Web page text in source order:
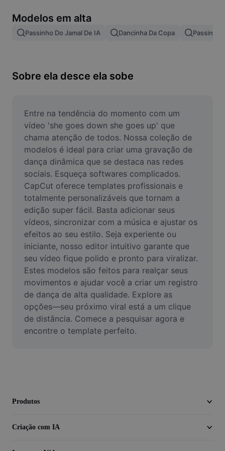
Mesclar imagens
Redimensionar Imagem
Criador de Memes
AI Text Remover
AI People Remover
AI Inpainting
Face Cutout
Vídeo
Remover plano de fundo de vídeo
Aprimorar qualidade
Editor de Video
Cortar Vídeo
Adicionar Legendas ao Vídeo
Modelos em alta
Passinho Do Jamal De IA Dancinha Da Copa Passinho
Sobre ela desce ela sobe
Entre na tendência do momento com um
vídeo 'she goes down she goes up' que
chama atenção de todos. Nossa coleção de
modelos é ideal para criar uma gravação de
dança dinâmica que se destaca nas redes
sociais. Esqueça softwares complicados.
CapCut oferece templates profissionais e
totalmente personalizáveis que tornam a
edição super fácil. Basta adicionar seus
vídeos, sincronizar com a música e ajustar os
efeitos ao seu estilo. Seja experiente ou
iniciante, nosso editor intuitivo garante que
seu vídeo fique polido e pronto para viralizar.
Estes modelos são feitos para realçar seus
movimentos e ajudar você a criar um registro
de dança de alta qualidade. Explore as
opções—seu próximo viral está a um clique
de distância. Comece a pesquisar agora e
encontre o template perfeito.
Produtos
Criação com IA